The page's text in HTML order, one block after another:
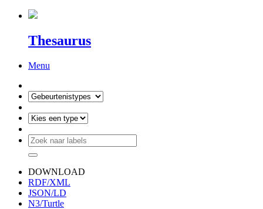
Thesaurus
Menu
DOWNLOAD
RDF/XML
JSON/LD
N3/Turtle